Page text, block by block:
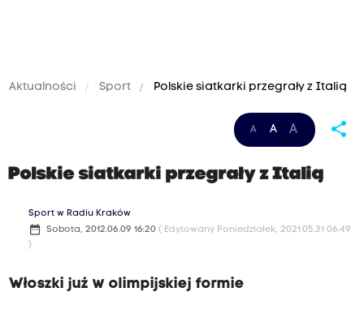
Aktualności Sport Polskie siatkarki przegrały z Italią
A A A share
Polskie siatkarki przegrały z Italią
Sport w Radiu Kraków
date_range Sobota, 2012.06.09 16:20 ( Edytowany Poniedziałek, 2021.05.31 06:49
)
Włoszki już w olimpijskiej formie